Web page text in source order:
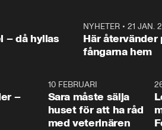
– då hyllas
NYHETER •21 JAN.
Här återvänder
fångarna hem
–
10 FEBRUARI
Sara måste sälja
huset för att ha råd
med veterinären